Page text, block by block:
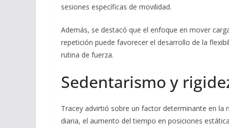
sesiones específicas de movilidad.
Además, se destacó que el enfoque en mover
repetición puede favorecer el desarrollo de la
rutina de fuerza.
Sedentarismo y
Tracey advirtió sobre un factor determinante en la
diaria, el aumento del tiempo en posiciones